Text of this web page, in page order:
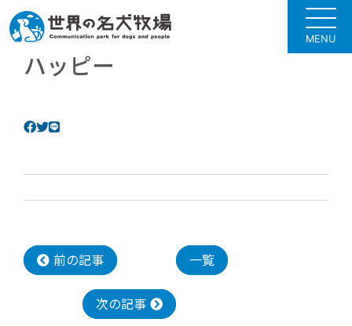
MENU
ハッピー
前の記事 一覧
次の記事